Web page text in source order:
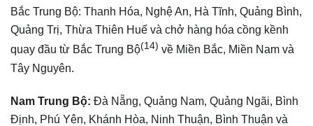
Bắc Trung Bộ: Thanh Hóa, Nghệ An, Hà Tĩnh, Quảng Bình,
Quảng Trị, Thừa Thiên Huế và chở hàng hóa cồng kềnh
quay đầu từ Bắc Trung Bộ(14) về Miền Bắc, Miền Nam và
Tây Nguyên.
Nam Trung Bộ: Đà Nẵng, Quảng Nam, Quảng Ngãi, Bình
Định, Phú Yên, Khánh Hòa, Ninh Thuận, Bình Thuận và